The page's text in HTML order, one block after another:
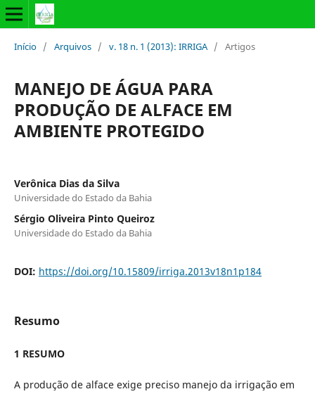
Início / Arquivos / v. 18 n. 1 (2013): IRRIGA / Artigos
MANEJO DE ÁGUA PARA
PRODUÇÃO DE ALFACE EM
AMBIENTE PROTEGIDO
Verônica Dias da Silva
Universidade do Estado da Bahia
Sérgio Oliveira Pinto Queiroz
Universidade do Estado da Bahia
DOI: https://doi.org/10.15809/irriga.2013v18n1p184
Resumo
1 RESUMO
A produção de alface exige preciso manejo da irrigação em